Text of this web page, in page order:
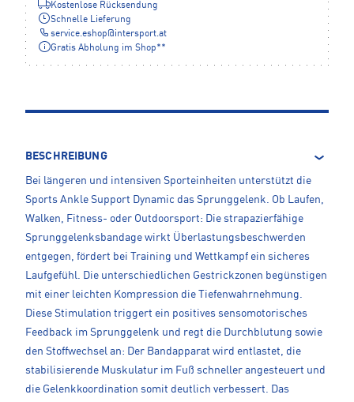
Kostenlose Rücksendung
Schnelle Lieferung
service.eshop@ intersport.at
Gratis Abholung im Shop**
BESCHREIBUNG
Bei längeren und intensiven Sporteinheiten unterstützt die
Sports Ankle Support Dynamic das Sprunggelenk. Ob Laufen,
Walken, Fitness- oder Outdoorsport: Die strapazierfähige
Sprunggelenksbandage wirkt Überlastungsbeschwerden
entgegen, fördert bei Training und Wettkampf ein sicheres
Laufgefühl. Die unterschiedlichen Gestrickzonen begünstigen
mit einer leichten Kompression die Tiefenwahrnehmung.
Diese Stimulation triggert ein positives sensomotorisches
Feedback im Sprunggelenk und regt die Durchblutung sowie
den Stoffwechsel an: Der Bandapparat wird entlastet, die
stabilisierende Muskulatur im Fuß schneller angesteuert und
die Gelenkkoordination somit deutlich verbessert. Das